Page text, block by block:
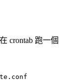
crontab 跑一個